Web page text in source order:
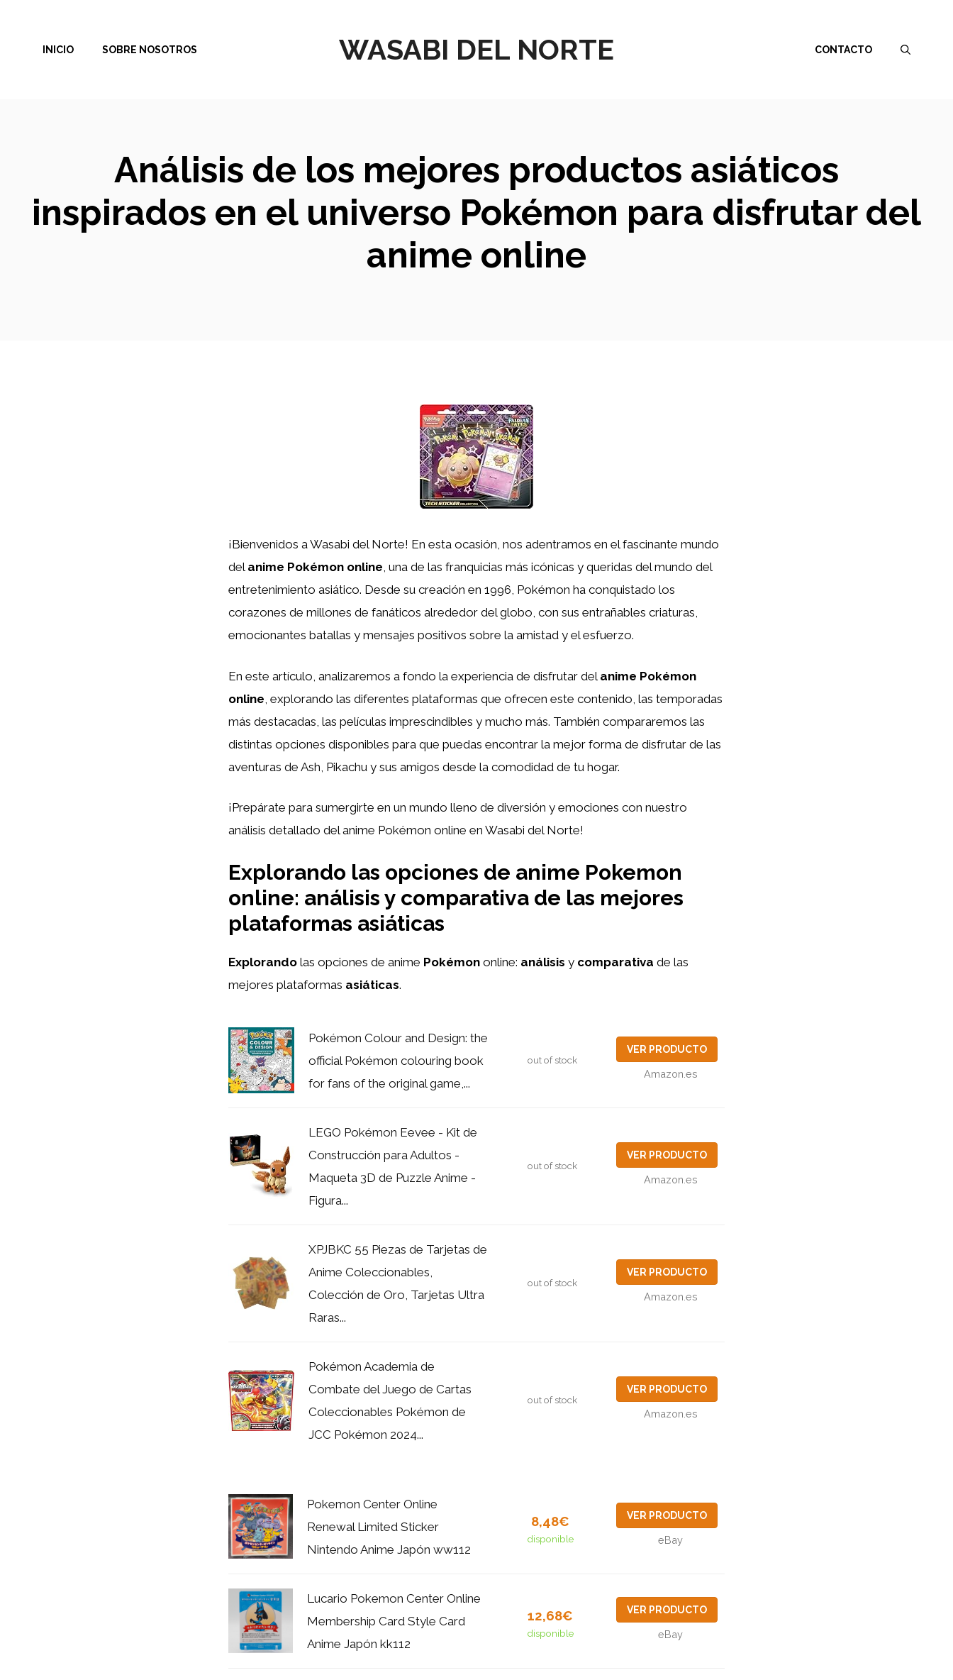
contenido
WASABI DEL NORTE
INICIO SOBRE NOSOTROS CONTACTO
Análisis de los mejores productos asiáticos
inspirados en el universo Pokémon para disfrutar del
anime online
¡Bienvenidos a Wasabi del Norte! En esta ocasión, nos adentramos en el fascinante mundo
del anime Pokémon online, una de las franquicias más icónicas y queridas del mundo del
entretenimiento asiático. Desde su creación en 1996, Pokémon ha conquistado los
corazones de millones de fanáticos alrededor del globo, con sus entrañables criaturas,
emocionantes batallas y mensajes positivos sobre la amistad y el esfuerzo.
En este artículo, analizaremos a fondo la experiencia de disfrutar del anime Pokémon
online , explorando las diferentes plataformas que ofrecen este contenido, las temporadas
más destacadas, las películas imprescindibles y mucho más. También compararemos las
distintas opciones disponibles para que puedas encontrar la mejor forma de disfrutar de las
aventuras de Ash, Pikachu y sus amigos desde la comodidad de tu hogar.
¡Prepárate para sumergirte en un mundo lleno de diversión y emociones con nuestro
análisis detallado del anime Pokémon online en Wasabi del Norte!
Explorando las opciones de anime Pokemon
online: análisis y comparativa de las mejores
plataformas asiáticas
Explorando las opciones de anime Pokémon online: análisis y comparativa de las
mejores plataformas asiáticas.
Pokémon Colour and Design: the
official Pokémon colouring book
for fans of the original game,...
out of stock
VER PRODUCTO
Amazon.es
LEGO Pokémon Eevee - Kit de
Construcción para Adultos -
Maqueta 3D de Puzzle Anime -
Figura...
out of stock
VER PRODUCTO
Amazon.es
XPJBKC 55 Piezas de Tarjetas de
Anime Coleccionables,
Colección de Oro, Tarjetas Ultra
Raras...
out of stock
VER PRODUCTO
Amazon.es
Pokémon Academia de
Combate del Juego de Cartas
Coleccionables Pokémon de
JCC Pokémon 2024...
out of stock
VER PRODUCTO
Amazon.es
Pokemon Center Online
Renewal Limited Sticker
Nintendo Anime Japón ww112
8,48€
disponible
VER PRODUCTO
eBay
Lucario Pokemon Center Online
Membership Card Style Card
Anime Japón kk112
12,68€
disponible
VER PRODUCTO
eBay